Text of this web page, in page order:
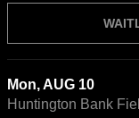
Mon, AUG 10
Huntington Bank